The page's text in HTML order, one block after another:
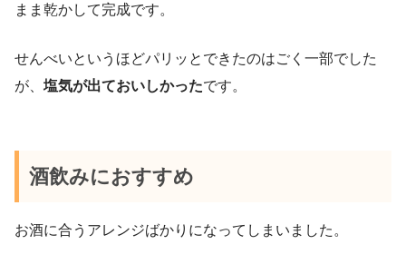
まま乾かして完成です。
せんべいというほどパリッとできたのはごく一部でした
が、 塩気が出ておいしかったです。
酒飲みにおすすめ
お酒に合うアレンジばかりになってしまいました。